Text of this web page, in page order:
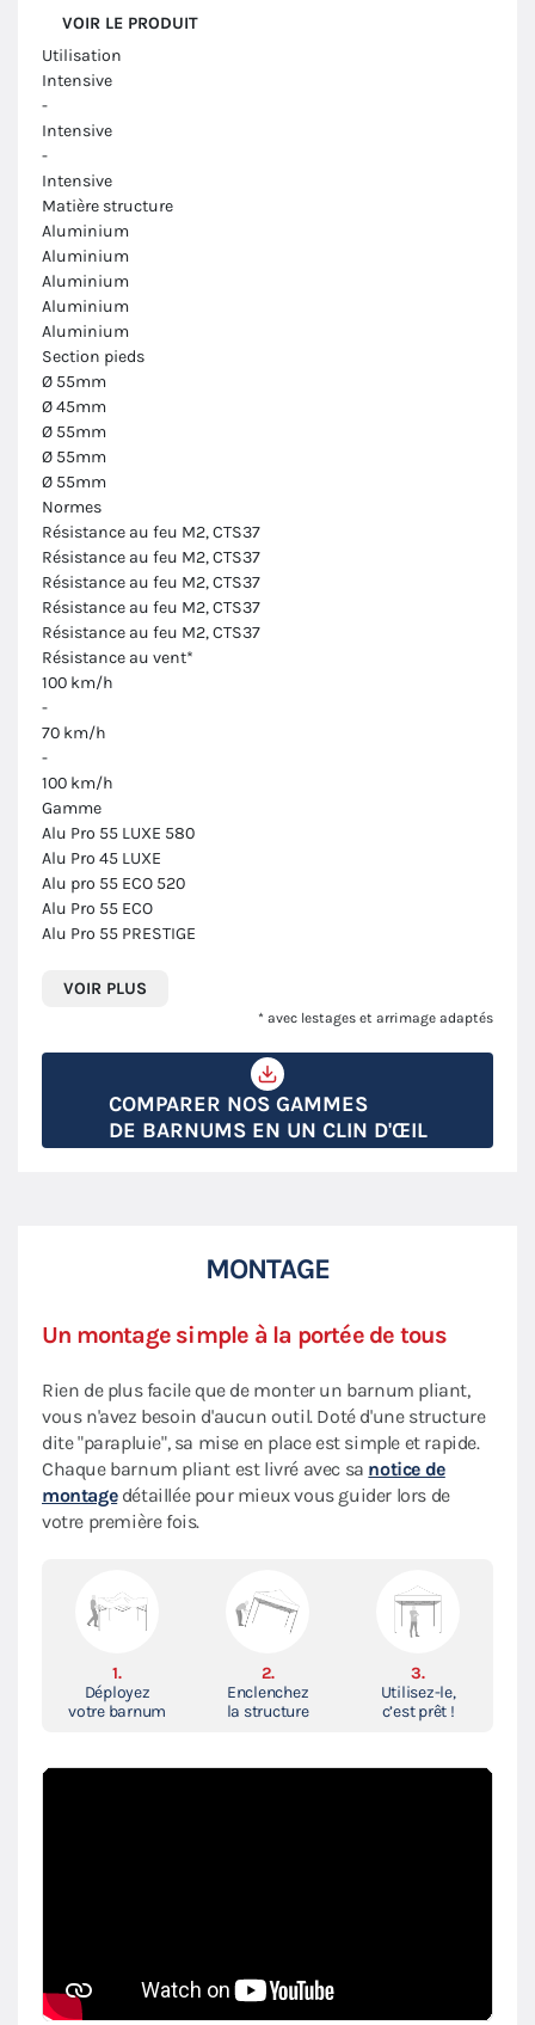
VOIR LE PRODUIT
Utilisation
Intensive
-
Intensive
-
Intensive
Matière structure
Aluminium
Aluminium
Aluminium
Aluminium
Aluminium
Section pieds
Ø 55mm
Ø 45mm
Ø 55mm
Ø 55mm
Ø 55mm
Normes
Résistance au feu M2, CTS37
Résistance au feu M2, CTS37
Résistance au feu M2, CTS37
Résistance au feu M2, CTS37
Résistance au feu M2, CTS37
Résistance au vent*
100 km/h
-
70 km/h
-
100 km/h
Gamme
Alu Pro 55 LUXE 580
Alu Pro 45 LUXE
Alu pro 55 ECO 520
Alu Pro 55 ECO
Alu Pro 55 PRESTIGE
VOIR PLUS
* avec lestages et arrimage adaptés
COMPARER NOS GAMMES
DE BARNUMS EN UN CLIN D'ŒIL
MONTAGE
Un montage simple à la portée de tous
Rien de plus facile que de monter un barnum pliant,
vous n'avez besoin d'aucun outil. Doté d'une structure
dite "parapluie", sa mise en place est simple et rapide.
Chaque barnum pliant est livré avec sa notice de
montagedétaillée pour mieux vous guider lors de
votre première fois.
1.
Déployez
votre barnum
2.
Enclenchez
la structure
3.
Utilisez-le,
c’est prêt !